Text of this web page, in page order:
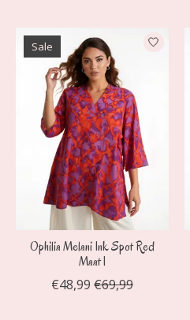
Sale
Ophilia Melani Ink Spot Red
Maat 1
€48,99 €69,99